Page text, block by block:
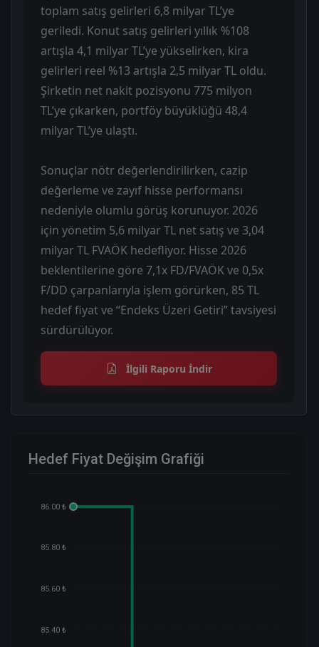
toplam satış gelirleri 6,8 milyar TL’ye
geriledi. Konut satış gelirleri yıllık %108
artışla 4,1 milyar TL’ye yükselirken, kira
gelirleri reel %13 artışla 2,5 milyar TL oldu.
Şirketin net nakit pozisyonu 775 milyon
TL’ye çıkarken, portföy büyüklüğü 48,4
milyar TL’ye ulaştı.
Sonuçlar nötr değerlendirilirken, cazip
değerleme ve zayıf hisse performansı
nedeniyle olumlu görüş korunuyor. 2026
için yönetim 5,6 milyar TL net satış ve 3,04
milyar TL FVAÖK hedefliyor. Hisse 2026
beklentilerine göre 7,1x FD/FVAÖK ve 0,5x
F/DD çarpanlarıyla işlem görürken, 85 TL
hedef fiyat ve “Endeks Üzeri Getiri” tavsiyesi
sürdürülüyor.
İlgili Raporu İndir
Hedef Fiyat Değişim Grafiği
86.00 ₺
85.80 ₺
85.60 ₺
85.40 ₺